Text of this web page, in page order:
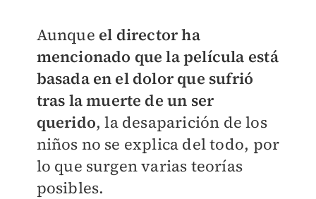
Aunque el director ha
mencionado que la película está
basada en el dolor que sufrió
tras la muerte de un ser
querido, la desaparición de los
niños no se explica del todo, por
lo que surgen varias teorías
posibles.